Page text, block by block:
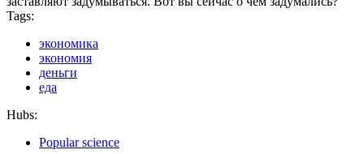
Tags:
экономика
экономия
деньги
еда
Hubs:
Popular science